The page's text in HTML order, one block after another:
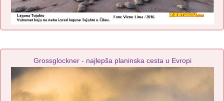
Grossglockner - najlepša planinska cesta u Evropi